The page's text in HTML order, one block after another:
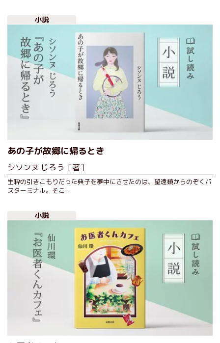
小説
あの子が故郷に帰るとき
シソンヌ じろう［著］
生粋の引きこもりだった典子を夢中にさせたのは、望遠鏡からのぞくバ
スターミナル。そこ…
小説